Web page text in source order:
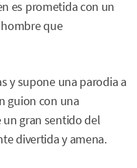
es prometida con un
que
y supone una parodia a
guion con una
gran sentido del
divertida y amena.